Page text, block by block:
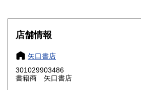
大阪府
奈良県
鳥取県
店舗情報
矢口書店
301029903486
書籍商 矢口書店